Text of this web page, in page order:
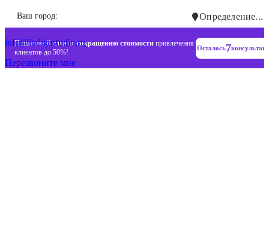
Ваш город: Определение...
Пошаговый план посокращению стоимости привлечения
клиентов до 50%!
Осталось7
+7 (993) 477-18-57
info@indigastudio.ru
Перезвоните мне